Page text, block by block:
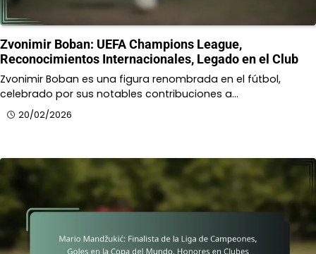
Zvonimir Boban: UEFA Champions League,
Reconocimientos Internacionales, Legado en el Club
Zvonimir Boban es una figura renombrada en el fútbol,
celebrado por sus notables contribuciones a…
20/02/2026